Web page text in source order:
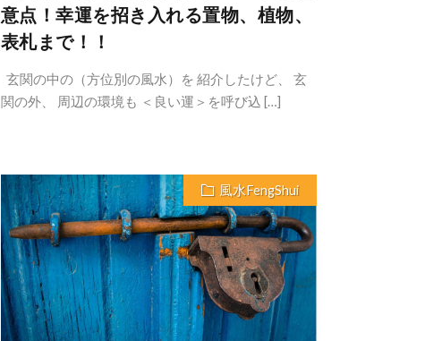
意点！幸運を招き入れる置物、植物、
表札まで！！
玄関の中の（方位別の風水）を 紹介したけど、 玄
関の外、 周辺の環境も ＜良い運＞を呼び込 […]
風水FengShui